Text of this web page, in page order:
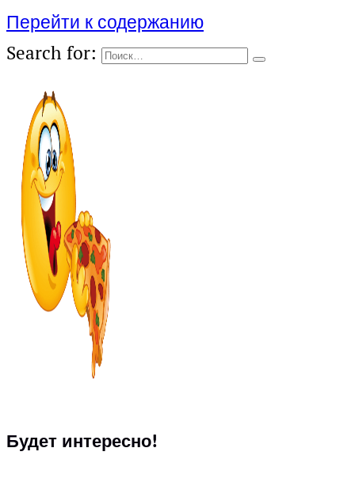
Перейти к содержанию
Search for:
Будет интересно!